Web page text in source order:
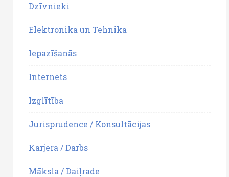
Dzīvnieki
Elektronika un Tehnika
Iepazīšanās
Internets
Izglītība
Jurisprudence / Konsultācijas
Karjera / Darbs
Māksla / Daiļrade